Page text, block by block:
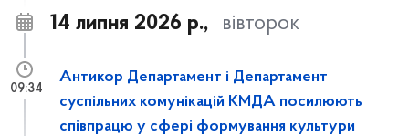
14 липня 2026 р., вівторок
Антикор Департамент і Департамент
суспільних комунікацій КМДА посилюють
співпрацю у сфері формування культури
09:34